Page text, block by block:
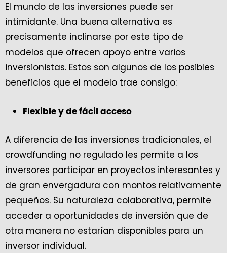
El mundo de las inversiones puede ser
intimidante. Una buena alternativa es
precisamente inclinarse por este tipo de
modelos que ofrecen apoyo entre varios
inversionistas. Estos son algunos de los posibles
beneficios que el modelo trae consigo:
Flexible y de fácil acceso
A diferencia de las inversiones tradicionales, el
crowdfunding no regulado les permite a los
inversores participar en proyectos interesantes y
de gran envergadura con montos relativamente
pequeños. Su naturaleza colaborativa, permite
acceder a oportunidades de inversión que de
otra manera no estarían disponibles para un
inversor individual.